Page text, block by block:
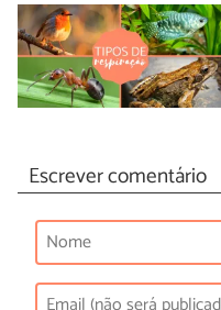
Escrever comentário